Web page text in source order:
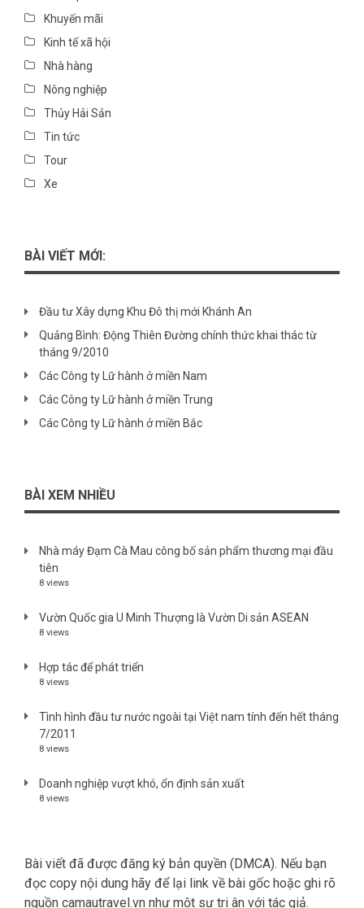
Khuyến mãi
Kinh tế xã hội
Nhà hàng
Nông nghiệp
Thủy Hải Sản
Tin tức
Tour
Xe
BÀI VIẾT MỚI:
Đầu tư Xây dựng Khu Đô thị mới Khánh An
Quảng Bình: Động Thiên Đường chính thức khai thác từ
tháng 9/2010
Các Công ty Lữ hành ở miền Nam
Các Công ty Lữ hành ở miền Trung
Các Công ty Lữ hành ở miền Bắc
BÀI XEM NHIỀU
Nhà máy Đạm Cà Mau công bố sản phẩm thương mại đầu
tiên
8 views
Vườn Quốc gia U Minh Thượng là Vườn Di sản ASEAN
8 views
Hợp tác để phát triển
8 views
Tình hình đầu tư nước ngoài tại Việt nam tính đến hết tháng
7/2011
8 views
Doanh nghiệp vượt khó, ổn định sản xuất
8 views
Bài viết đã được đăng ký bản quyền (DMCA). Nếu bạn
đọc copy nội dung hãy để lại link về bài gốc hoặc ghi rõ
nguồn camautravel.vn như một sự tri ân với tác giả.